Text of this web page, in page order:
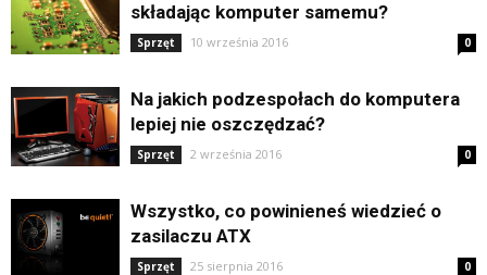
składając komputer samemu?
Sprzęt 10 września 2016 0
Na jakich podzespołach do komputera
lepiej nie oszczędzać?
Sprzęt 2 września 2016 0
Wszystko, co powinieneś wiedzieć o
zasilaczu ATX
Sprzęt 25 sierpnia 2016 0